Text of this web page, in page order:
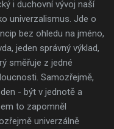
i duchovní vývoj naší
univerzalismus. Jde o
bez ohledu na jméno,
jeden správný výklad,
směřuje z jedné
Samozřejmě,
- být v jednotě a
to zapomněl
univerzálně